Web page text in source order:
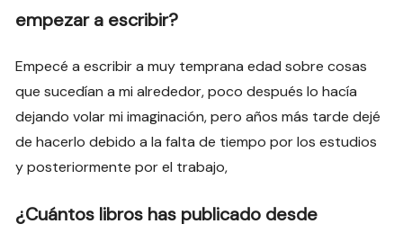
empezar a escribir?
Empecé a escribir a muy temprana edad sobre cosas
que sucedían a mi alrededor, poco después lo hacía
dejando volar mi imaginación, pero años más tarde dejé
de hacerlo debido a la falta de tiempo por los estudios
y posteriormente por el trabajo,
¿Cuántos libros has publicado desde